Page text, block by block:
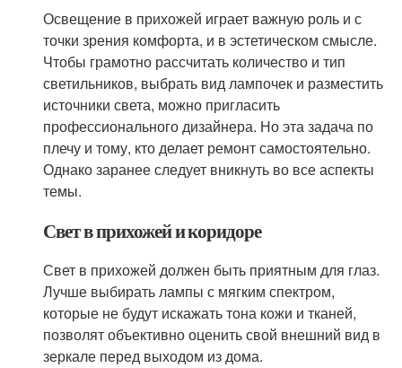
Освещение в прихожей играет важную роль и с
точки зрения комфорта, и в эстетическом смысле.
Чтобы грамотно рассчитать количество и тип
светильников, выбрать вид лампочек и разместить
источники света, можно пригласить
профессионального дизайнера. Но эта задача по
плечу и тому, кто делает ремонт самостоятельно.
Однако заранее следует вникнуть во все аспекты
темы.
Свет в прихожей и коридоре
Свет в прихожей должен быть приятным для глаз.
Лучше выбирать лампы с мягким спектром,
которые не будут искажать тона кожи и тканей,
позволят объективно оценить свой внешний вид в
зеркале перед выходом из дома.